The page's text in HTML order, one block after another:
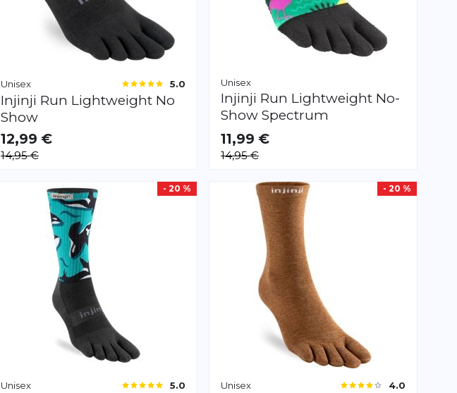
Unisex 5.0
Injinji Run Lightweight No
Show
VERFÜGBAR
M
12,99 €
14,95 €
Unisex
Injinji Run Lightweight No-
Show Spectrum
VERFÜGBAR
SML
11,99 €
14,95 €
- 20 %
Unisex 5.0
- 20 %
Unisex 4.0